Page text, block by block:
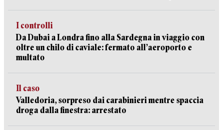
I controlli
Da Dubai a Londra fino alla Sardegna in viaggio con
oltre un chilo di caviale: fermato all’aeroporto e
multato
Il caso
Valledoria, sorpreso dai carabinieri mentre spaccia
droga dalla finestra: arrestato